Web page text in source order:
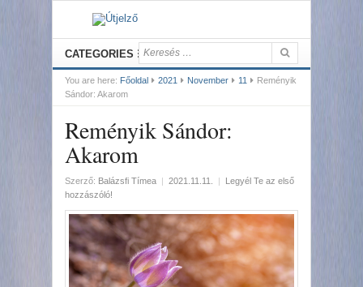
CATEGORIES
You are here: Főoldal 2021 November 11
Reményik
Sándor: Akarom
Reményik Sándor:
Akarom
Szerző: Balázsfi Tímea | 2021.11.11. |
Legyél Te az első
hozzászóló!